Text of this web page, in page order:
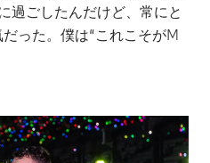
過ごしたんだけど、常にと
った。僕は“これこそがM